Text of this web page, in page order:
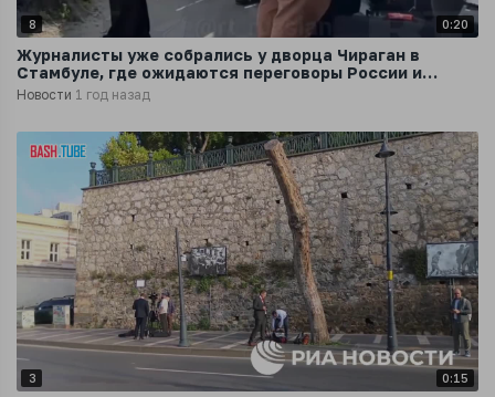
8 0:20
Журналисты уже собрались у дворца Чираган в
Стамбуле, где ожидаются переговоры России и
Украины
Новости 1 год назад
3 0:15